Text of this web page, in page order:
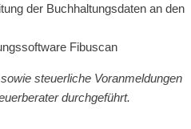
der Buchhaltungsdaten an den
Fibuscan
steuerliche Voranmeldungen
durchgeführt.